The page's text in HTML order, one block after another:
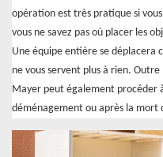
opération est très pratique si
vous ne savez pas où placer les
Une équipe entière se déplacera
ne vous servent plus à rien.
Mayer peut également procéder
déménagement ou après la mort